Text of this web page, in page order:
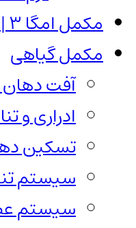
مکمل امگا 3 | Omega 3
مکمل گیاهی
آفت دهان
ادراری و
تسکین
سیستم
سیستم